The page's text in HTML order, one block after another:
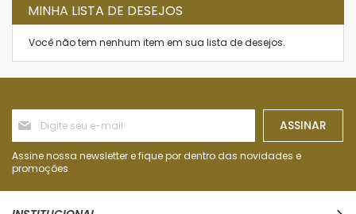
MINHA LISTA DE DESEJOS
Você não tem nenhum item em sua lista de desejos.
Inscreva-
se
na
nossa
Newsletter:
ASSINAR
Assine nossa newsletter e fique por dentro das novidades e
promoções